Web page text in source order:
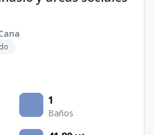
1
Baños